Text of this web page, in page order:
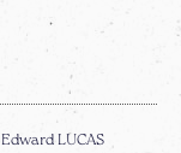
Edward LUCAS